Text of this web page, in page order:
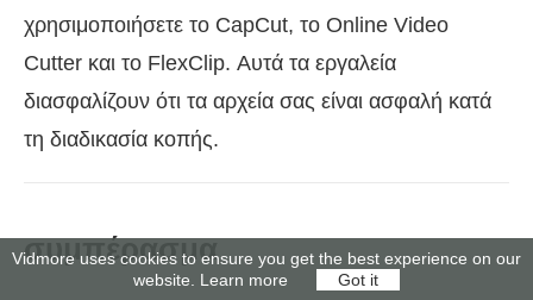
χρησιμοποιήσετε το CapCut, το Online Video
Cutter και το FlexClip. Αυτά τα εργαλεία
διασφαλίζουν ότι τα αρχεία σας είναι ασφαλή κατά
τη διαδικασία κοπής.
συμπέρασμα
Vidmore uses cookies to ensure you get the best experience on our
website. Learn more Got it